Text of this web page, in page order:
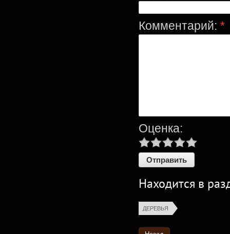
Комментарий: *
Оценка:
Находится в
ДЕРЕВЬЯ